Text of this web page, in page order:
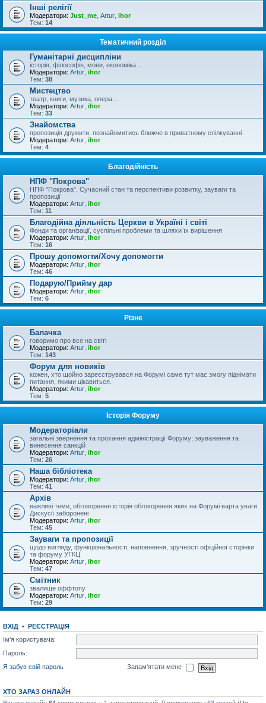
Інші релігії
Модератори: Just_me Artur ihor
Тем: 14
Тематичний розділ
Гуманітарні дисципліни
історія, філософія, мови, економіка...
Модератори: Artur ihor
Тем: 38
Мистецтво
театр, книги, музика, опера...
Модератори: Artur ihor
Тем: 33
Знайомства
пропозиція дружити, познайомитись ближче в приватному спілкуванні
Модератори: Artur ihor
Тем: 4
Благодійність
НПФ "Покрова"
НПФ "Покрова". Сучасний стан та перспективи розвитку, зауваги та
пропозиції
Модератори: Artur ihor
Тем: 11
Благодійна діяльність Церкви в Україні і світі
Фонди та організації, суспільні проблеми та шляхи їх вирішення
Модератори: Artur ihor
Тем: 16
Прошу допомогти/Хочу допомогти
Модератори: Artur ihor
Тем: 46
Подарую/Прийму дар
Модератори: Artur ihor
Тем: 6
Різне
Балачка
говоримо про все на світі
Модератори: Artur ihor
Тем: 143
Форум для новиків
кожен, хто щойно зареєструвався на Форумі саме тут має змогу піднімати
питання, якими цікавиться.
Модератори: Artur ihor
Тем: 5
Історія Форуму
Модераторіали
загальні звернення та прохання адміністрації Форуму; зауваження та
винесення санкцій
Модератори: Artur ihor
Тем: 26
Наша бібліотека
Модератори: Artur ihor
Тем: 41
Архів
важливі теми, обговорення історія обговорення яких на Форумі варта уваги.
Дискусії заборонені
Модератори: Artur ihor
Тем: 45
Зауваги та пропозиції
щодо вигляду, функціональності, наповнення, зручності офіційної сторінки
та форуму УГКЦ.
Модератори: Artur ihor
Тем: 47
Смітник
звалище оффтопу
Модератори: Artur ihor
Тем: 29
ВХІД • РЕЄСТРАЦІЯ
Ім'я користувача:
Пароль:
Я забув свій пароль
Запам'ятати мене
ХТО ЗАРАЗ ОНЛАЙН